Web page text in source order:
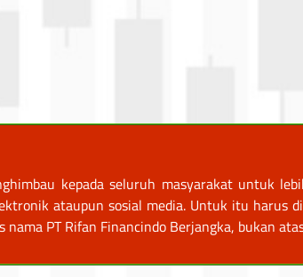
kepada seluruh masyarakat untuk
ataupun sosial media. Untuk itu
PT Rifan Financindo Berjangka, bukan